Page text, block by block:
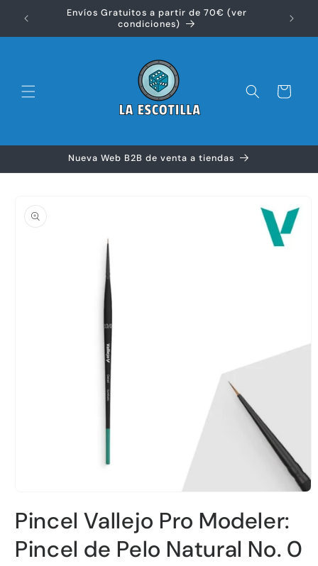
directamenteEnvíos Gratuitos a partir de 70€ (ver
condiciones)
Carrito
Nueva Web B2B de venta a tiendas
información
multimedia
1
en
una
ventana
Pincel Vallejo Pro Modeler:
Pincel de Pelo Natural No. 0